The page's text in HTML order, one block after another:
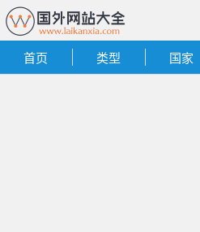
首页 类型 国家